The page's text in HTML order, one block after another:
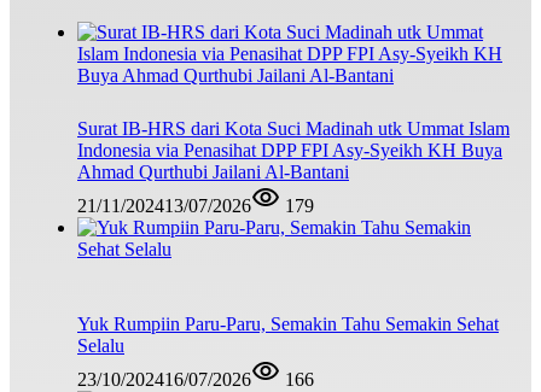
Surat IB-HRS dari Kota Suci Madinah utk Ummat Islam
Indonesia via Penasihat DPP FPI Asy-Syeikh KH Buya
Ahmad Qurthubi Jailani Al-Bantani
21/11/202413/07/2026 179
Yuk Rumpiin Paru-Paru, Semakin Tahu Semakin Sehat
Selalu
23/10/202416/07/2026 166